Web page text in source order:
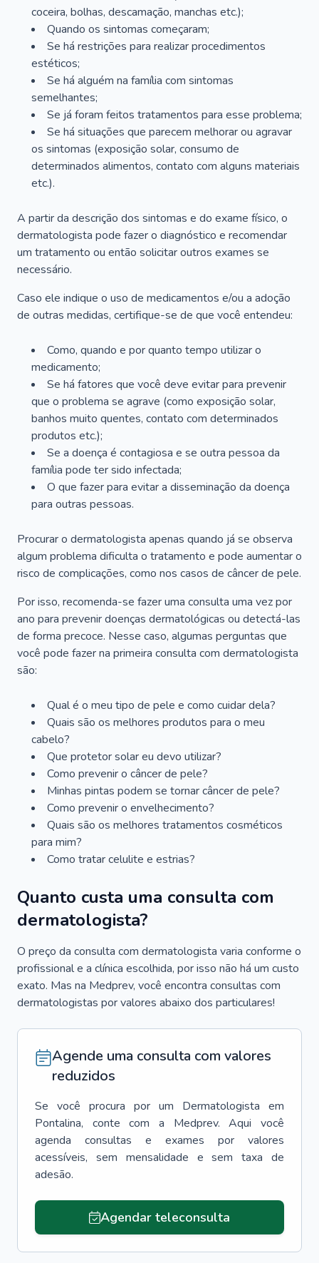
coceira, bolhas, descamação, manchas etc.);
Quando os sintomas começaram;
Se há restrições para realizar procedimentos
estéticos;
Se há alguém na família com sintomas
semelhantes;
Se já foram feitos tratamentos para esse problema;
Se há situações que parecem melhorar ou agravar
os sintomas (exposição solar, consumo de
determinados alimentos, contato com alguns materiais
etc.).
A partir da descrição dos sintomas e do exame físico, o
dermatologista pode fazer o diagnóstico e recomendar
um tratamento ou então solicitar outros exames se
necessário.
Caso ele indique o uso de medicamentos e/ou a adoção
de outras medidas, certifique-se de que você entendeu:
Como, quando e por quanto tempo utilizar o
medicamento;
Se há fatores que você deve evitar para prevenir
que o problema se agrave (como exposição solar,
banhos muito quentes, contato com determinados
produtos etc.);
Se a doença é contagiosa e se outra pessoa da
família pode ter sido infectada;
O que fazer para evitar a disseminação da doença
para outras pessoas.
Procurar o dermatologista apenas quando já se observa
algum problema dificulta o tratamento e pode aumentar o
risco de complicações, como nos casos de câncer de pele.
Por isso, recomenda-se fazer uma consulta uma vez por
ano para prevenir doenças dermatológicas ou detectá-las
de forma precoce. Nesse caso, algumas perguntas que
você pode fazer na primeira consulta com dermatologista
são:
Qual é o meu tipo de pele e como cuidar dela?
Quais são os melhores produtos para o meu
cabelo?
Que protetor solar eu devo utilizar?
Como prevenir o câncer de pele?
Minhas pintas podem se tornar câncer de pele?
Como prevenir o envelhecimento?
Quais são os melhores tratamentos cosméticos
para mim?
Como tratar celulite e estrias?
Quanto custa uma consulta com
dermatologista?
O preço da consulta com dermatologista varia conforme o
profissional e a clínica escolhida, por isso não há um custo
exato. Mas na Medprev, você encontra consultas com
dermatologistas por valores abaixo dos particulares!
Agende uma consulta com valores
reduzidos
Se você procura por um Dermatologista em
Pontalina, conte com a Medprev. Aqui você
agenda consultas e exames por valores
acessíveis, sem mensalidade e sem taxa de
adesão.
Agendar teleconsulta